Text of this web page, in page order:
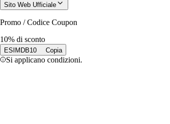
Sito Web Ufficiale
Promo / Codice Coupon
10% di sconto
ESIMDB10 Copia
Si applicano condizioni.